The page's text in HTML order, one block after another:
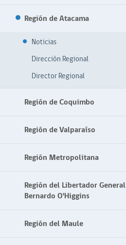
Región de Atacama
Noticias
Dirección Regional
Director Regional
Región de Coquimbo
Región de Valparaíso
Región Metropolitana
Región del Libertador General
Bernardo O'Higgins
Región del Maule